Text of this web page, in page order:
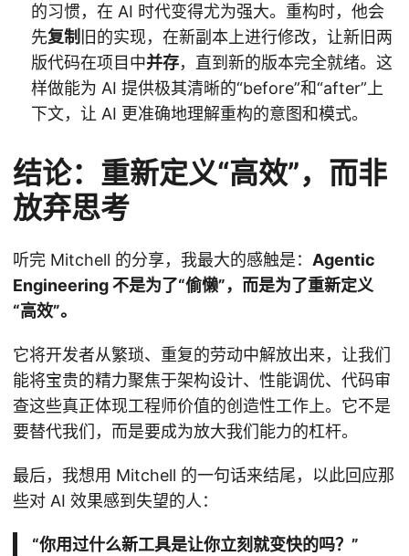
的习惯，在 AI 时代变得尤为强大。重构时，他会
先复制 旧的实现，在新副本上进行修改，让新旧两
版代码在项目中并存，直到新的版本完全就绪。这
样做能为 AI 提供极其清晰的“before”和“after”上
下文，让 AI 更准确地理解重构的意图和模式。
结论：重新定义“高效”，而非
放弃思考
听完 Mitchell 的分享，我最大的感触是： Agentic
Engineering 不是为了“偷懒”，而是为了重新定义
“高效”。
它将开发者从繁琐、重复的劳动中解放出来，让我们
能将宝贵的精力聚焦于架构设计、性能调优、代码审
查这些真正体现工程师价值的创造性工作上。它不是
要替代我们，而是要成为放大我们能力的杠杆。
最后，我想用 Mitchell 的一句话来结尾，以此回应那
些对 AI 效果感到失望的人：
“你用过什么新工具是让你立刻就变快的吗？”